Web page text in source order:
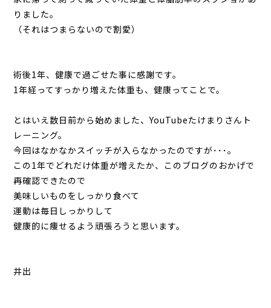
りました。
（それはつまらないので割愛）
術後1年、健康で過ごせた事に感謝です。
1年経ってすっかり増えた体重も、健康ってことで。
とはいえ数日前から始めました、YouTubeたけまりさんト
レーニング。
今回はなかなかスイッチが入らなかったのですが･･･。
この1年でどれだけ体重が増えたか、このブログのおかげで
再確認できたので
美味しいものをしっかり食べて
運動は毎日しっかりして
健康的に痩せるよう頑張ろうと思います。
井出